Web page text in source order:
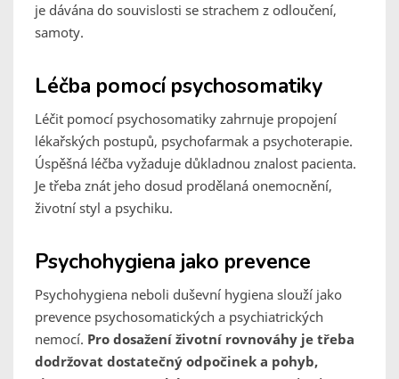
je dávána do souvislosti se strachem z odloučení,
samoty.
Léčba pomocí psychosomatiky
Léčit pomocí psychosomatiky zahrnuje propojení
lékařských postupů, psychofarmak a psychoterapie.
Úspěšná léčba vyžaduje důkladnou znalost pacienta.
Je třeba znát jeho dosud prodělaná onemocnění,
životní styl a psychiku.
Psychohygiena jako prevence
Psychohygiena neboli duševní hygiena slouží jako
prevence psychosomatických a psychiatrických
nemocí. Pro dosažení životní rovnováhy je třeba
dodržovat dostatečný odpočinek a pohyb,